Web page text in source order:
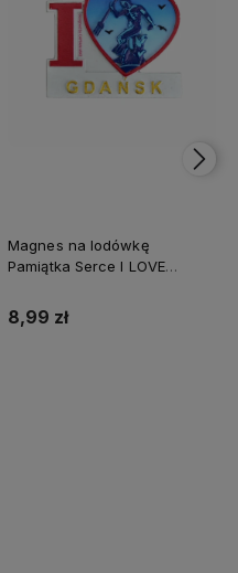
Magnes na lodówkę
Pamiątka Serce I LOVE
8,99 zł